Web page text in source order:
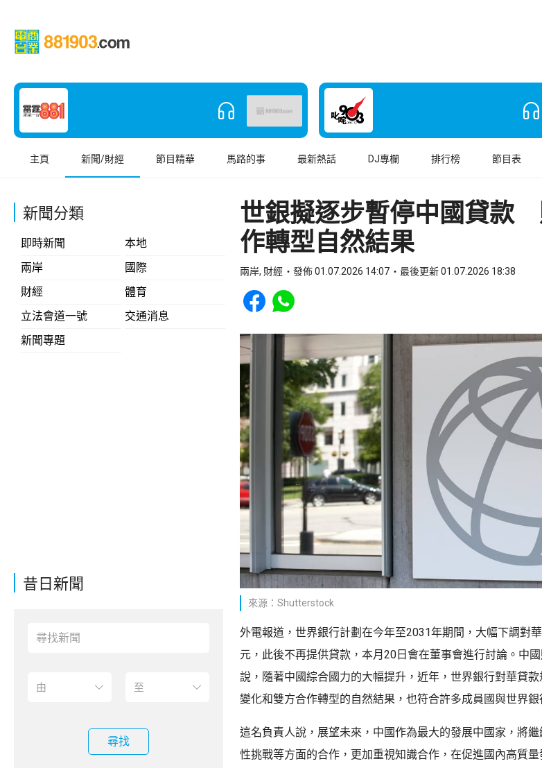
主頁 新聞/財經 節目精華 馬路的事 最新熱話 DJ專欄 排行榜 節目表
新聞分類
即時新聞
本地
兩岸
國際
財經
體育
立法會道一號
交通消息
新聞專題
昔日新聞
尋找
世銀擬逐步暫停中國貸款
作轉型自然結果
兩岸, 財經 發佈 01.07.2026 14:07 最後更新 01.07.2026 18:38
Share to Facebook
Share to WhatsApp
來源：Shutterstock
外電報道，世界銀行計劃在今年至2031年期間，大幅下調對
元，此後不再提供貸款，本月20日會在董事會進行討論。中
說，隨著中國綜合國力的大幅提升，近年，世界銀行對華貸
變化和雙方合作轉型的自然結果，也符合許多成員國與世界銀
這名負責人說，展望未來，中國作為最大的發展中國家，將
性挑戰等方面的合作，更加重視知識合作，在促進國內高質